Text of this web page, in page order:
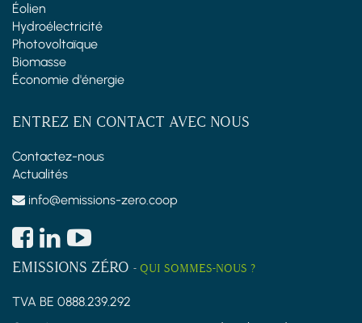
Éolien
Hydroélectricité
Photovoltaïque
Biomasse
Économie d'énergie
ENTREZ EN CONTACT AVEC NOUS
Contactez-nous
Actualités
info@emissions-zero.coop
EMISSIONS ZÉRO - QUI SOMMES-NOUS ?
TVA BE 0888.239.292